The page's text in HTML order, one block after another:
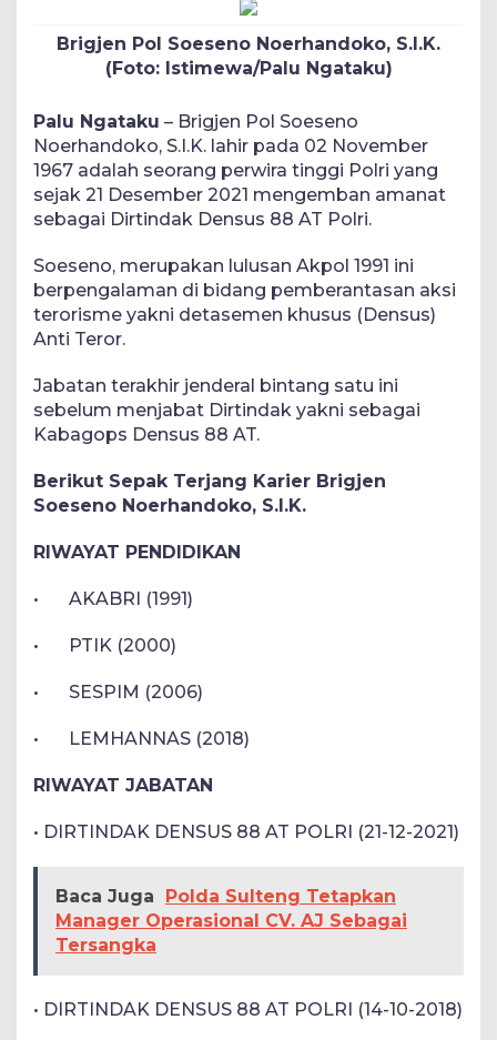
Brigjen Pol Soeseno Noerhandoko, S.I.K.
(Foto: Istimewa/Palu Ngataku)
Palu Ngataku – Brigjen Pol Soeseno
Noerhandoko, S.I.K. lahir pada 02 November
1967 adalah seorang perwira tinggi Polri yang
sejak 21 Desember 2021 mengemban amanat
sebagai Dirtindak Densus 88 AT Polri.
Soeseno, merupakan lulusan Akpol 1991 ini
berpengalaman di bidang pemberantasan aksi
terorisme yakni detasemen khusus (Densus)
Anti Teror.
Jabatan terakhir jenderal bintang satu ini
sebelum menjabat Dirtindak yakni sebagai
Kabagops Densus 88 AT.
Berikut Sepak Terjang Karier Brigjen
Soeseno Noerhandoko, S.I.K.
RIWAYAT PENDIDIKAN
• AKABRI (1991)
• PTIK (2000)
• SESPIM (2006)
• LEMHANNAS (2018)
RIWAYAT JABATAN
• DIRTINDAK DENSUS 88 AT POLRI (21-12-2021)
Baca Juga
Polda Sulteng Tetapkan
Manager Operasional CV. AJ Sebagai
Tersangka
• DIRTINDAK DENSUS 88 AT POLRI (14-10-2018)